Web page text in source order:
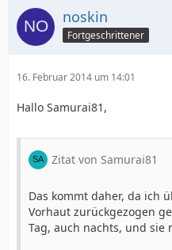
noskin
Fortgeschrittener
16. Februar 2014 um 14:01
Hallo Samurai81,
Zitat von Samurai81
Das kommt daher, da ich
Vorhaut zurückgezogen
Tag, auch nachts, und sie